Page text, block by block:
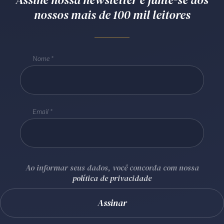
Receba por RSS
Batel Curitiba/PR CEP80240-000
nossos mais de 100 mil leitores
Nome
Email
Ao informar seus dados, você concorda com nossa
política de privacidade